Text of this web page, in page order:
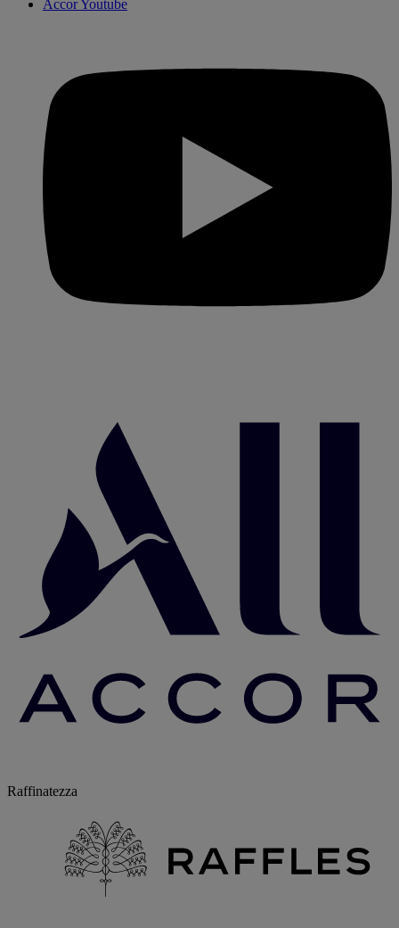
Accor Youtube
Raffinatezza